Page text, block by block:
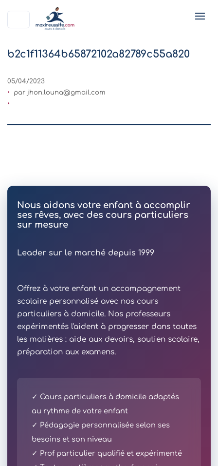
b2c1f11364b65872102a82789c55a820
05/04/2023
par jhon.louna@gmail.com
Nous aidons votre enfant à accomplir
ses rêves, avec des cours particuliers
sur mesure
Leader sur le marché depuis 1999
Offrez à votre enfant un accompagnement
scolaire personnalisé avec nos cours
particuliers à domicile. Nos professeurs
expérimentés l'aident à progresser dans toutes
les matières : aide aux devoirs, soutien scolaire,
préparation aux examens.
✓ Cours particuliers à domicile adaptés
au rythme de votre enfant
✓ Pédagogie personnalisée selon ses
besoins et son niveau
✓ Prof particulier qualifié et expérimenté